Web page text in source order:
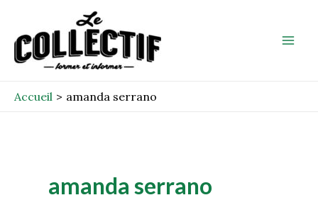
contenu
Accueil amanda serrano
amanda serrano